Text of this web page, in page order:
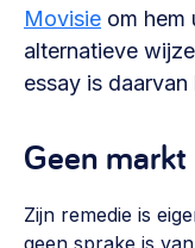
Sociaal
Bewonersbedrijf
Community building
Zorgzame
Betrokken
Vraag stellen
030 231 7511
Movisie om hem
alternatieve
essay is daarvan
Geen markt
Zijn remedie is
geen sprake is